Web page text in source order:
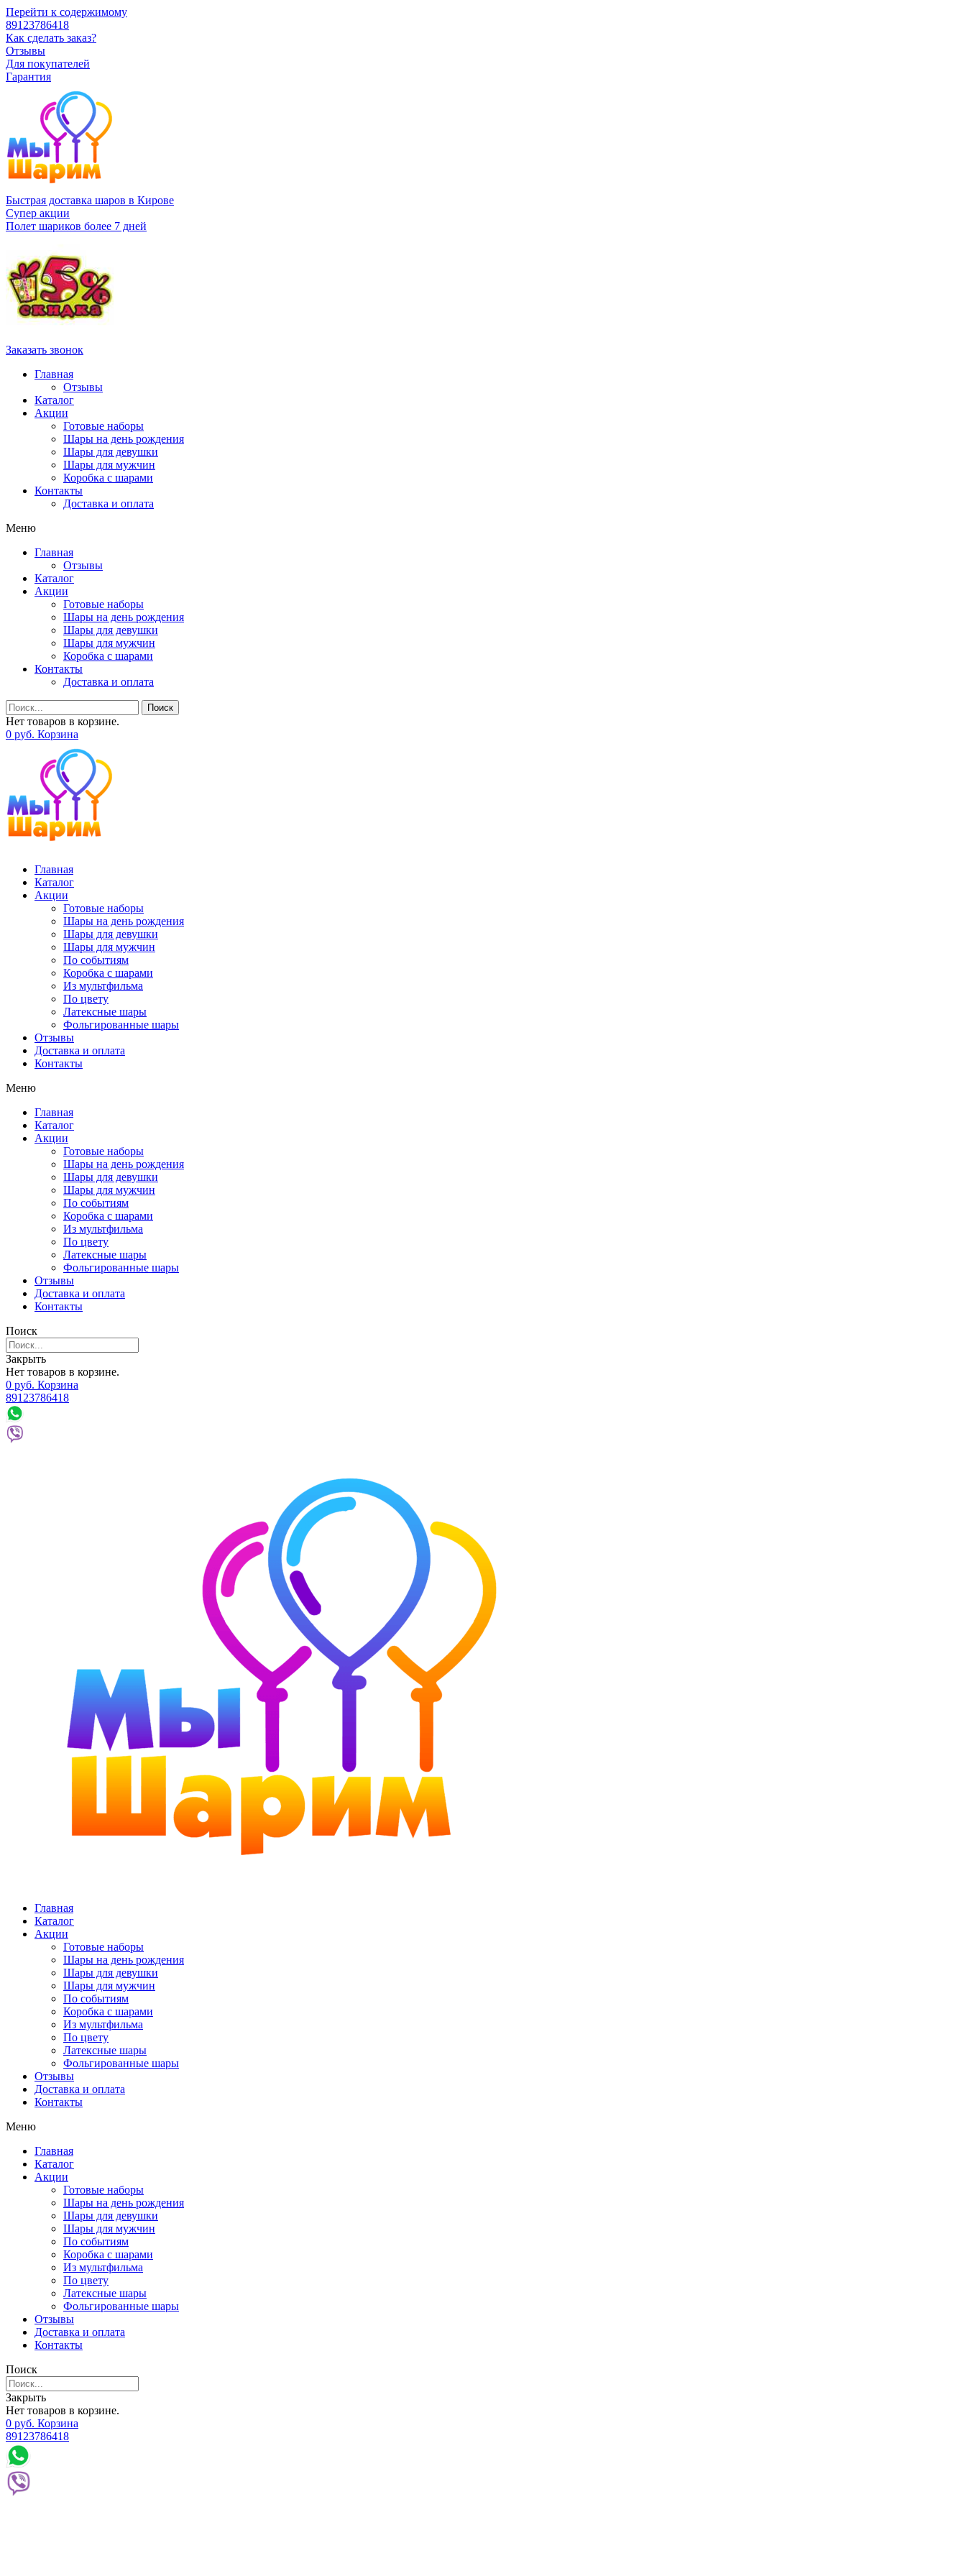
Перейти к содержимому
89123786418
Как сделать заказ?
Отзывы
Для покупателей
Гарантия
Быстрая доставка шаров в Кирове
Супер акции
Полет шариков более 7 дней
Заказать звонок
Главная
Отзывы
Каталог
Акции
Готовые наборы
Шары на день рождения
Шары для девушки
Шары для мужчин
Коробка с шарами
Контакты
Доставка и оплата
Меню
Главная
Отзывы
Каталог
Акции
Готовые наборы
Шары на день рождения
Шары для девушки
Шары для мужчин
Коробка с шарами
Контакты
Доставка и оплата
Поиск
Нет товаров в корзине.
0 руб. Корзина
Главная
Каталог
Акции
Готовые наборы
Шары на день рождения
Шары для девушки
Шары для мужчин
По событиям
Коробка с шарами
Из мультфильма
По цвету
Латексные шары
Фольгированные шары
Отзывы
Доставка и оплата
Контакты
Меню
Главная
Каталог
Акции
Готовые наборы
Шары на день рождения
Шары для девушки
Шары для мужчин
По событиям
Коробка с шарами
Из мультфильма
По цвету
Латексные шары
Фольгированные шары
Отзывы
Доставка и оплата
Контакты
Поиск
Закрыть
Нет товаров в корзине.
0 руб. Корзина
89123786418
Главная
Каталог
Акции
Готовые наборы
Шары на день рождения
Шары для девушки
Шары для мужчин
По событиям
Коробка с шарами
Из мультфильма
По цвету
Латексные шары
Фольгированные шары
Отзывы
Доставка и оплата
Контакты
Меню
Главная
Каталог
Акции
Готовые наборы
Шары на день рождения
Шары для девушки
Шары для мужчин
По событиям
Коробка с шарами
Из мультфильма
По цвету
Латексные шары
Фольгированные шары
Отзывы
Доставка и оплата
Контакты
Поиск
Закрыть
Нет товаров в корзине.
0 руб. Корзина
89123786418